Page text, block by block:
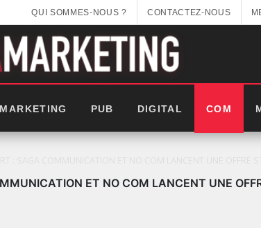
QUI SOMMES-NOUS ? CONTACTEZ-NOUS
MARKETING PUB DIGITAL COM
ET NO COM LANCENT UNE